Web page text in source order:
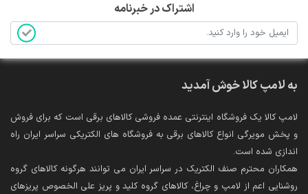
اشتراک در خبرنامه
به لامپ کالا خوش آمدید
لامپ کالا یک فروشگاه اینترنتی عمده فروشی کالاهای برقی است که برای فروش
و پخش مویرگی انواع کالاهای برقی به فروشگاه های الکتریکی سراسر ایران راه
اندازی شده است.
همکاران محترم صنف الکتریک در سراسر ایران می توانند هرگونه کالاهای گروه
روشنایی اعم از لامپ و چراغ، کالاهای گروه کلید و پریز علی الخصوص پریزهای